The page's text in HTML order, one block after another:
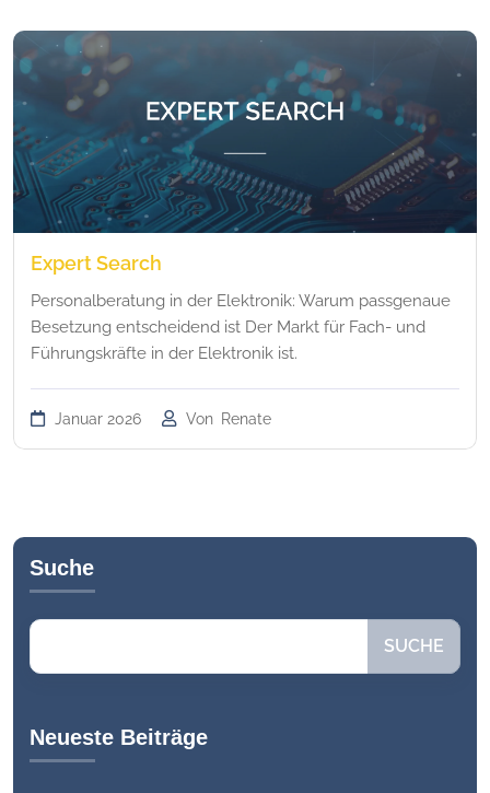
Expert Search
Personalberatung in der Elektronik: Warum passgenaue
Besetzung entscheidend ist Der Markt für Fach- und
Führungskräfte in der Elektronik ist.
Januar 2026 Von Renate
Suche
Suchen SUCHE
Neueste Beiträge